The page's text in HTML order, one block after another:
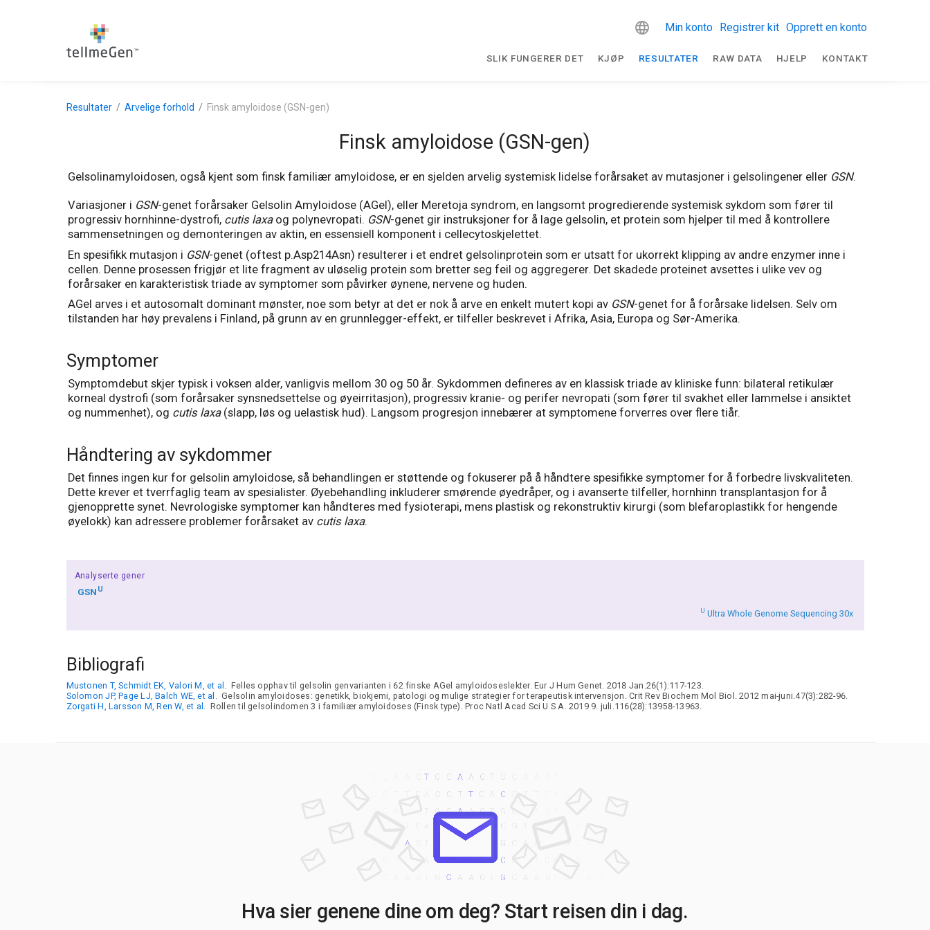
Min konto Registrer kit Opprett en konto
SLIK FUNGERER DET KJØP RESULTATER RAW DATA HJELP KONTAKT
Resultater Arvelige forhold Finsk amyloidose (GSN-gen)
Finsk amyloidose (GSN-gen)
Gelsolinamyloidosen, også kjent som finsk familiær amyloidose, er en sjelden arvelig systemisk lidelse forårsaket av mutasjoner i gelsolingener eller GSN.
Variasjoner i GSN-genet forårsaker Gelsolin Amyloidose (AGel), eller Meretoja syndrom, en langsomt progredierende systemisk sykdom som fører til
progressiv hornhinne-dystrofi, cutis laxaog polynevropati. GSN-genet gir instruksjoner for å lage gelsolin, et protein som hjelper til med å kontrollere
sammensetningen og demonteringen av aktin, en essensiell komponent i cellecytoskjelettet.
En spesifikk mutasjon i GSN-genet (oftest p.Asp214Asn) resulterer i et endret gelsolinprotein som er utsatt for ukorrekt klipping av andre enzymer inne i
cellen. Denne prosessen frigjør et lite fragment av uløselig protein som bretter seg feil og aggregerer. Det skadede proteinet avsettes i ulike vev og
forårsaker en karakteristisk triade av symptomer som påvirker øynene, nervene og huden.
AGel arves i et autosomalt dominant mønster, noe som betyr at det er nok å arve en enkelt mutert kopi av GSN-genet for å forårsake lidelsen. Selv om
tilstanden har høy prevalens i Finland, på grunn av en grunnlegger-effekt, er tilfeller beskrevet i Afrika, Asia, Europa og Sør-Amerika.
Symptomer
Symptomdebut skjer typisk i voksen alder, vanligvis mellom 30 og 50 år. Sykdommen defineres av en klassisk triade av kliniske funn: bilateral retikulær
korneal dystrofi (som forårsaker synsnedsettelse og øyeirritasjon), progressiv kranie- og perifer nevropati (som fører til svakhet eller lammelse i ansiktet
og nummenhet), og cutis laxa(slapp, løs og uelastisk hud). Langsom progresjon innebærer at symptomene forverres over flere tiår.
Håndtering av sykdommer
Det finnes ingen kur for gelsolin amyloidose, så behandlingen er støttende og fokuserer på å håndtere spesifikke symptomer for å forbedre livskvaliteten.
Dette krever et tverrfaglig team av spesialister. Øyebehandling inkluderer smørende øyedråper, og i avanserte tilfeller, hornhinn transplantasjon for å
gjenopprette synet. Nevrologiske symptomer kan håndteres med fysioterapi, mens plastisk og rekonstruktiv kirurgi (som blefaroplastikk for hengende
øyelokk) kan adressere problemer forårsaket av cutis laxa.
Analyserte gener
GSNU
U Ultra Whole Genome Sequencing 30x
Bibliografi
Mustonen T, Schmidt EK, Valori M, et al. Felles opphav til gelsolin genvarianten i 62 finske AGel amyloidoseslekter. Eur J Hum Genet. 2018 Jan.26(1):117-123.
Solomon JP, Page LJ, Balch WE, et al. Gelsolin amyloidoses: genetikk, biokjemi, patologi og mulige strategier for terapeutisk intervensjon. Crit Rev Biochem Mol Biol. 2012 mai-juni.47(3):282-96.
Zorgati H, Larsson M, Ren W, et al. Rollen til gelsolindomen 3 i familiær amyloidoses (Finsk type). Proc Natl Acad Sci U S A. 2019 9. juli.116(28):13958-13963.
Hva sier genene dine om deg? Start reisen din i dag.